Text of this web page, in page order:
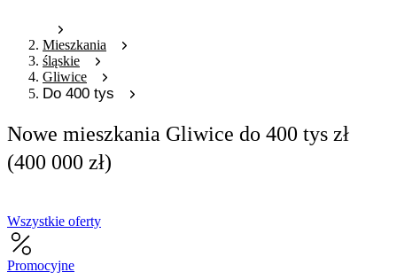
Mieszkania
śląskie
Gliwice
Do 400 tys
Nowe mieszkania Gliwice do 400 tys zł
(400 000 zł)
Wszystkie oferty
Promocyjne